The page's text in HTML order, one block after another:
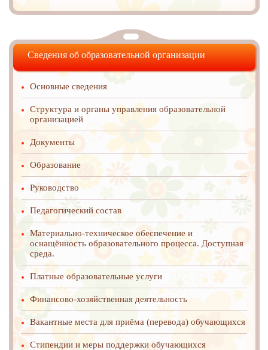
Сведения об образовательной организации
Основные сведения
Структура и органы управления образовательной
организацией
Документы
Образование
Руководство
Педагогический состав
Материально-техническое обеспечение и
оснащённость образовательного процесса. Доступная
среда.
Платные образовательные услуги
Финансово-хозяйственная деятельность
Вакантные места для приёма (перевода) обучающихся
Стипендии и меры поддержки обучающихся